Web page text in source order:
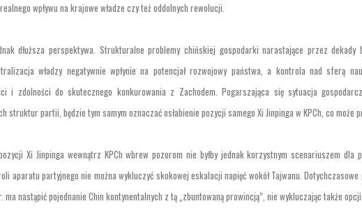
wpływu na krajowe władze czy też oddolnych rewolucji.
dłuższa perspektywa. Strukturalne problemy chińskiej gospodarki narastające przez
władzy negatywnie wpłynie na potencjał rozwojowy państwa, a kontrola nad sferą
i zdolności do skutecznego konkurowania z Zachodem. Pogarszająca się sytuacja
struktur partii, będzie tym samym oznaczać osłabienie pozycji samego Xi Jinpinga w KPCh, co może
Xi Jinpinga wewnątrz KPCh wbrew pozorom nie byłby jednak korzystnym scenariuszem dla
aparatu partyjnego nie można wykluczyć skokowej eskalacji napięć wokół Tajwanu.
nastąpić pojednanie Chin kontynentalnych z tą „zbuntowaną prowincją”, nie wykluczając także opcji